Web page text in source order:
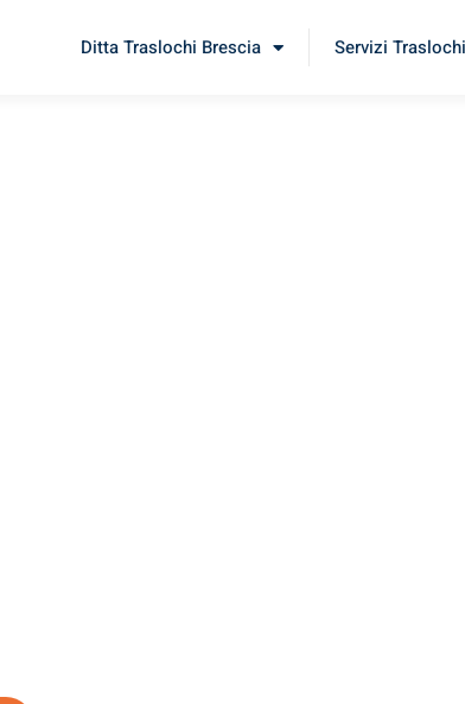
Ditta Traslochi Brescia Servizi